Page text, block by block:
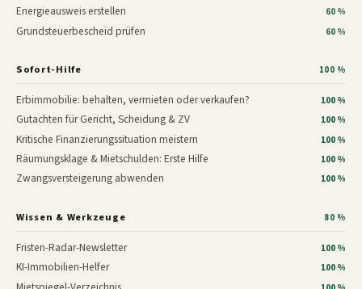
Energieausweis erstellen 60 %
Grundsteuerbescheid prüfen 60 %
Sofort-Hilfe 100 %
Erbimmobilie: behalten, vermieten oder verkaufen? 100 %
Gutachten für Gericht, Scheidung & ZV 100 %
Kritische Finanzierungssituation meistern 100 %
Räumungsklage & Mietschulden: Erste Hilfe 100 %
Zwangsversteigerung abwenden 100 %
Wissen & Werkzeuge 80 %
Fristen-Radar-Newsletter 100 %
KI-Immobilien-Helfer 100 %